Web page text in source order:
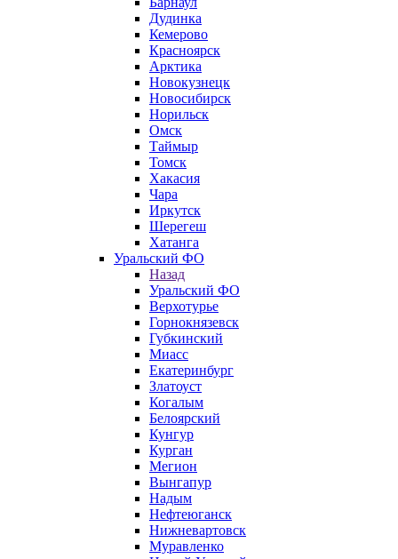
Дудинка
Кемерово
Красноярск
Арктика
Новокузнецк
Новосибирск
Норильск
Омск
Таймыр
Томск
Хакасия
Чара
Иркутск
Шерегеш
Хатанга
Уральский ФО
Назад
Уральский ФО
Верхотурье
Горнокнязевск
Губкинский
Миасс
Екатеринбург
Златоуст
Когалым
Белоярский
Кунгур
Курган
Мегион
Вынгапур
Надым
Нефтеюганск
Нижневартовск
Муравленко